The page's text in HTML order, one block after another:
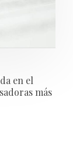
en el
más